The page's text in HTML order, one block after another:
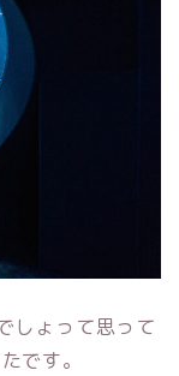
しょって思って
です。